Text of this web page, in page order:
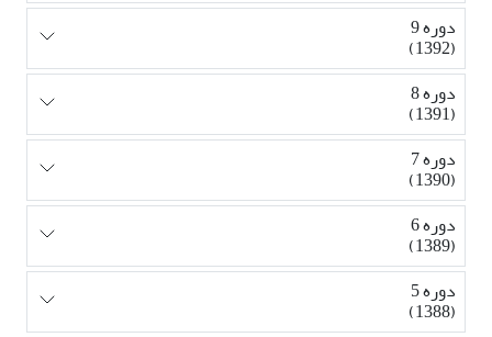
دوره 9
(1392)
دوره 8
(1391)
دوره 7
(1390)
دوره 6
(1389)
دوره 5
(1388)